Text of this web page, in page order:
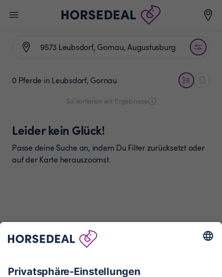
0 Pferde in Leubsdorf, Gornau
So sortieren wir Ergebnisse
Leider kein Glück!
Passe deine Suche an, indem Du Filter zurücksetzt oder
auf der Karte herauszoomst.